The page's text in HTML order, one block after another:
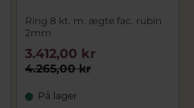
Ring 8 kt. m. ægte fac. rubin
2mm
4.265,00 kr
3.412,00 kr
På lager